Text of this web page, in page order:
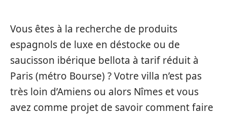
Vous êtes à la recherche de produits
espagnols de luxe en déstocke ou de
saucisson ibérique bellota à tarif réduit à
Paris (métro Bourse) ? Votre villa n’est pas
très loin d’Amiens ou alors Nîmes et vous
avez comme projet de savoir comment faire